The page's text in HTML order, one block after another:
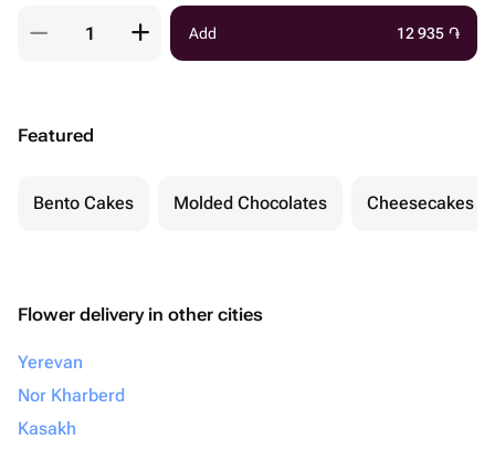
Add 12 935 ֏
Featured
Bento Cakes Molded Chocolates Cheesecakes
Flower delivery in other cities
Yerevan
Nor Kharberd
Kasakh